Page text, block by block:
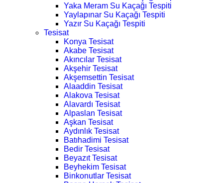
Yaka Meram Su Kaçağı Tespiti
Yaylapınar Su Kaçağı Tespiti
Yazır Su Kaçağı Tespiti
Tesisat
Konya Tesisat
Akabe Tesisat
Akıncılar Tesisat
Akşehir Tesisat
Akşemsettin Tesisat
Alaaddin Tesisat
Alakova Tesisat
Alavardı Tesisat
Alpaslan Tesisat
Aşkan Tesisat
Aydınlık Tesisat
Batıhadimi Tesisat
Bedir Tesisat
Beyazıt Tesisat
Beyhekim Tesisat
Binkonutlar Tesisat